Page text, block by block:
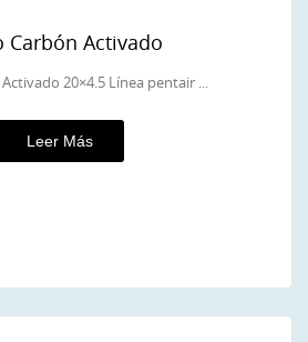
Carbón Activado
20×4.5 Línea pentair ...
Leer Más